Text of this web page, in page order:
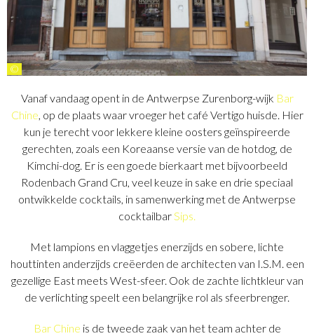
©
Vanaf vandaag opent in de Antwerpse Zurenborg-wijk Bar
Chine, op de plaats waar vroeger het café Vertigo huisde. Hier
kun je terecht voor lekkere kleine oosters geïnspireerde
gerechten, zoals een Koreaanse versie van de hotdog, de
Kimchi-dog. Er is een goede bierkaart met bijvoorbeeld
Rodenbach Grand Cru, veel keuze in sake en drie speciaal
ontwikkelde cocktails, in samenwerking met de Antwerpse
cocktailbarSips.
Met lampions en vlaggetjes enerzijds en sobere, lichte
houttinten anderzijds creëerden de architecten van I.S.M. een
gezellige East meets West-sfeer. Ook de zachte lichtkleur van
de verlichting speelt een belangrijke rol als sfeerbrenger.
Bar Chine is de tweede zaak van het team achter de